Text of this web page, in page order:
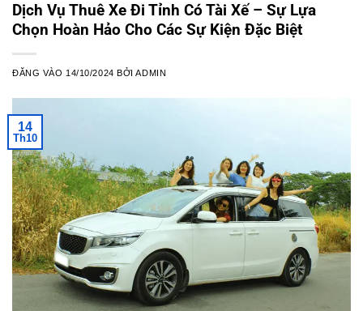
Dịch Vụ Thuê Xe Đi Tỉnh Có Tài Xế – Sự Lựa
Chọn Hoàn Hảo Cho Các Sự Kiện Đặc Biệt
ĐĂNG VÀO14/10/2024 BỞIADMIN
14
Th10